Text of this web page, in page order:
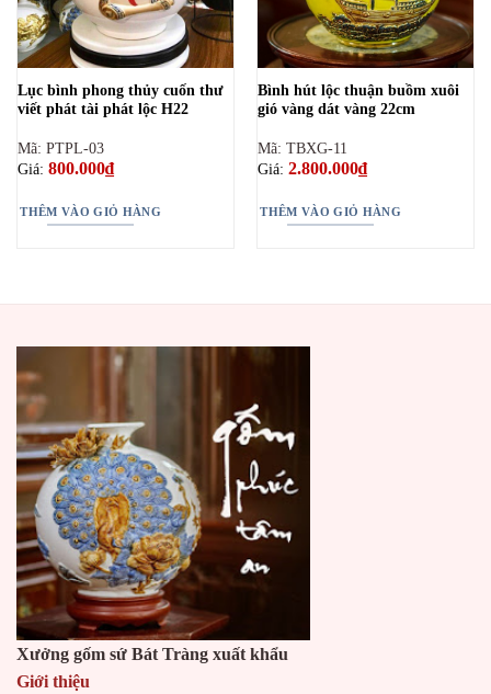
Lục bình phong thủy cuốn thư
viết phát tài phát lộc H22
Mã: PTPL-03
Giá: 800.000₫
THÊM VÀO GIỎ HÀNG
Bình hút lộc thuận buồm xuôi
gió vàng dát vàng 22cm
Mã: TBXG-11
Giá: 2.800.000₫
THÊM VÀO GIỎ HÀNG
Xưởng gốm sứ Bát Tràng xuất khẩu
Giới thiệu